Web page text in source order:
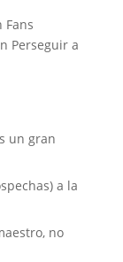
Fans
Perseguir a
un gran
a la
no